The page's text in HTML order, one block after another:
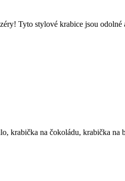
Tyto stylové krabice jsou
krabička na čokoládu, krabička na